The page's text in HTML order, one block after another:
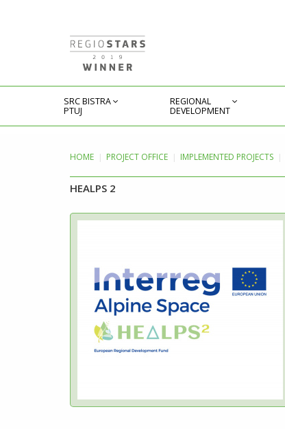
SRC BISTRA
PTUJ
REGIONAL
DEVELOPMENT
HOME PROJECT OFFICE IMPLEMENTED PROJECTS
HEALPS 2